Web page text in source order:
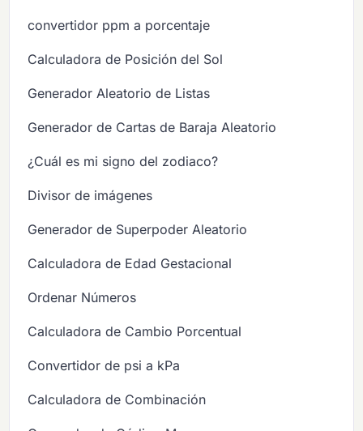
convertidor ppm a porcentaje
Calculadora de Posición del Sol
Generador Aleatorio de Listas
Generador de Cartas de Baraja Aleatorio
¿Cuál es mi signo del zodiaco?
Divisor de imágenes
Generador de Superpoder Aleatorio
Calculadora de Edad Gestacional
Ordenar Números
Calculadora de Cambio Porcentual
Convertidor de psi a kPa
Calculadora de Combinación